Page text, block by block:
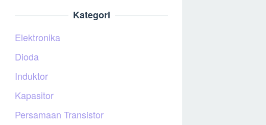
Kategori
Elektronika
Dioda
Induktor
Kapasitor
Persamaan Transistor